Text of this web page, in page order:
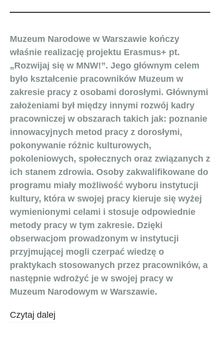
Muzeum Narodowe w Warszawie kończy
właśnie realizację projektu Erasmus+ pt.
„Rozwijaj się w MNW!”. Jego głównym celem
było kształcenie pracowników Muzeum w
zakresie pracy z osobami dorosłymi. Głównymi
założeniami był między innymi rozwój kadry
pracowniczej w obszarach takich jak: poznanie
innowacyjnych metod pracy z dorosłymi,
pokonywanie różnic kulturowych,
pokoleniowych, społecznych oraz związanych z
ich stanem zdrowia. Osoby zakwalifikowane do
programu miały możliwość wyboru instytucji
kultury, która w swojej pracy kieruje się wyżej
wymienionymi celami i stosuje odpowiednie
metody pracy w tym zakresie. Dzięki
obserwacjom prowadzonym w instytucji
przyjmującej mogli czerpać wiedzę o
praktykach stosowanych przez pracowników, a
następnie wdrożyć je w swojej pracy w
Muzeum Narodowym w Warszawie.
Czytaj dalej